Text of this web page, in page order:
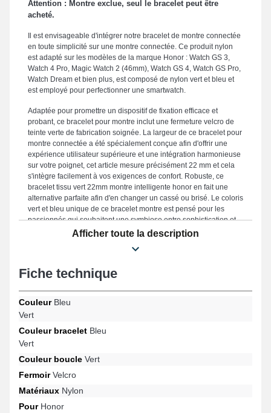
Attention : Montre exclue, seul le bracelet peut être
acheté.
Il est envisageable d'intégrer notre bracelet de montre connectée
en toute simplicité sur une montre connectée. Ce produit nylon
est adapté sur les modèles de la marque Honor : Watch GS 3,
Watch 4 Pro, Magic Watch 2 (46mm), Watch GS 4, Watch GS Pro,
Watch Dream et bien plus, est composé de nylon vert et bleu et
est employé pour perfectionner une smartwatch.
Adaptée pour promettre un dispositif de fixation efficace et
probant, ce bracelet pour montre inclut une fermeture velcro de
teinte verte de fabrication soignée. La largeur de ce bracelet pour
montre connectée a été spécialement conçue afin d'offrir une
expérience utilisateur supérieure et une intégration harmonieuse
sur votre poignet, cet article mesure précisément 22 mm et cela
s'intègre facilement à vos exigences de confort. Robuste, ce
bracelet tissu vert 22mm montre intelligente honor en fait une
alternative parfaite afin d'en changer un cassé ou brisé. Le coloris
vert et bleu unique de ce bracelet montre est pensé pour les
passionnés qui souhaitent une symbiose entre sophistication et
praticité, ce bracelet de montre correspond parfaitement aux
bracelet apporte une tenue optimale et s'adapte avec les
Watch GS Pro, Watch 4 Pro par exemple de la marque Honor. Cet
Afficher toute la description
Fiche technique
CouleurBleu
Vert
Couleur bracelet Bleu
Vert
Couleur boucle Vert
FermoirVelcro
Matériaux Nylon
PourHonor